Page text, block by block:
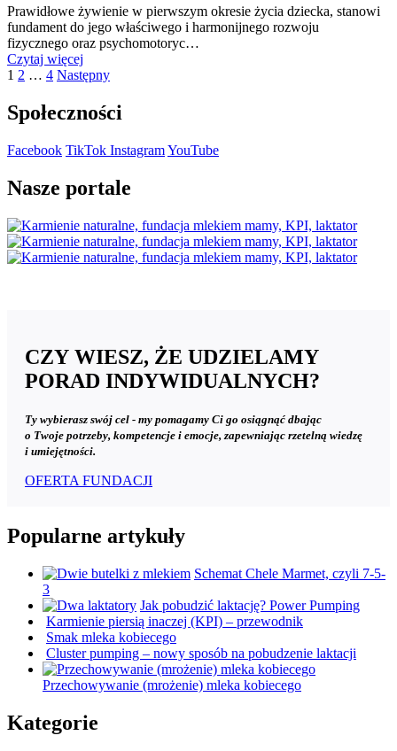
Prawidłowe żywienie w pierwszym okresie życia dziecka, stanowi
fundament do jego właściwego i harmonijnego rozwoju
fizycznego oraz psychomotoryc…
Czytaj więcej
małego
Stronicowanie
wpisów
Strona
1 Strona
2 … Strona
4 Następny
Społeczności
Facebook TikTok InstagramYouTube
Nasze portale
CZY WIESZ, ŻE UDZIELAMY
PORAD INDYWIDUALNYCH?
Ty wybierasz swój cel - my pomagamy Ci go osiągnąć dbając
o Twoje potrzeby, kompetencje i emocje, zapewniając rzetelną wiedzę
i umiejętności.
OFERTA FUNDACJI
Popularne artykuły
Schemat Chele Marmet, czyli 7-5-
3
Jak pobudzić laktację? Power Pumping
Karmienie piersią inaczej (KPI) – przewodnik
Smak mleka kobiecego
Cluster pumping – nowy sposób na pobudzenie laktacji
Przechowywanie (mrożenie) mleka kobiecego
Kategorie